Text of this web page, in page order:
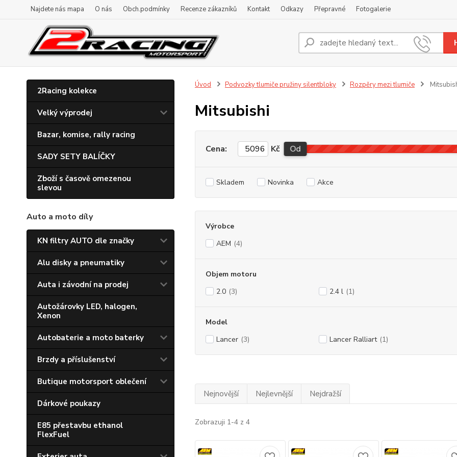
Najdete nás mapa O nás Obch.podmínky Recenze zákazníků Kontakt Odkazy Přepravné Fotogalerie
2Racing kolekce
Velký výprodej
Bazar, komise, rally racing
SADY SETY BALÍČKY
Zboží s časově omezenou
slevou
Auto a moto díly
KN filtry AUTO dle značky
Alu disky a pneumatiky
Auta i závodní na prodej
Autožárovky LED, halogen,
Xenon
Autobaterie a moto baterky
Brzdy a příslušenství
Butique motorsport oblečení
Dárkové poukazy
E85 přestavbu ethanol
FlexFuel
Úvod Podvozky tlumiče pružiny silentbloky Rozpěry mezi tlumiče
Mitsubishi
Cena: Kč Od
Skladem Novinka Akce
Výrobce
AEM (4)
Objem motoru
2.0 (3) 2.4 l (1)
Model
Lancer (3) Lancer Ralliart (1)
Nejnovější Nejlevnější Nejdražší
Zobrazuji 1-4 z 4